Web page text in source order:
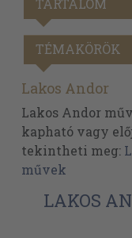
TARTALOM
TÉMAKÖRÖK
Lakos Andor
Lakos Andor
kapható vagy
tekintheti meg:
művek
LAKOS